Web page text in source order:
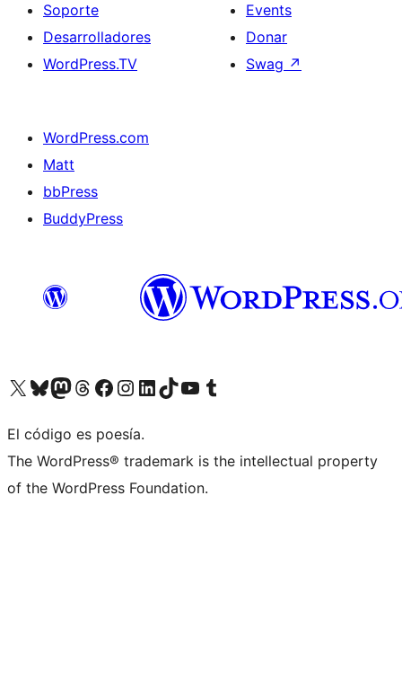
Soporte
Desarrolladores
WordPress.TV
Events
Donar
Swag ↗
WordPress.com
Matt
bbPress
BuddyPress
Visit our X (formerly Twitter) account
Visit our Bluesky account
Visita nuestra cuenta de Twitter
Visit our Threads account
Visita nuestra página de Facebook
Visite nuestra cuenta de Instagram
Visit our LinkedIn account
Visit our TikTok account
Visit our YouTube channel
Visit our Tumblr account
El código es poesía.
The WordPress® trademark is the intellectual property
of the WordPress Foundation.